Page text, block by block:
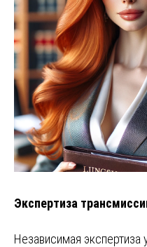
Экспертиза
Независимая экспертиза